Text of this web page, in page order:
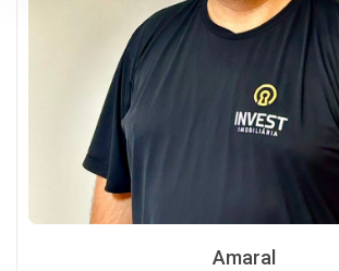
Amaral